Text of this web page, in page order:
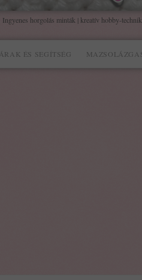
Ingyenes horgolás minták | kreatív hobby-
ÉS SEGÍTSÉG